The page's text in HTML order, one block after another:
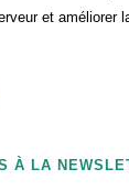
et améliorer
À LA